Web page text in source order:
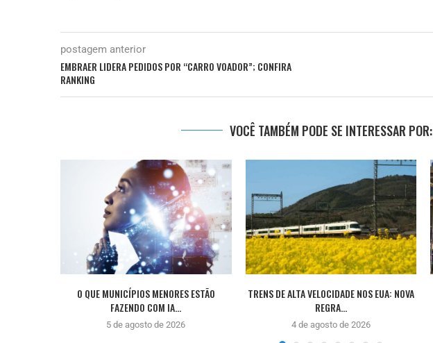
postagem anterior
EMBRAER LIDERA PEDIDOS POR “CARRO VOADOR”; CONFIRA
RANKING
VOCÊ TAMBÉM PODE SE INTERESSAR POR:
O QUE MUNICÍPIOS MENORES ESTÃO
FAZENDO COM IA...
5 de agosto de 2026
TRENS DE ALTA VELOCIDADE NOS EUA: NOVA
REGRA...
4 de agosto de 2026